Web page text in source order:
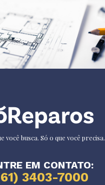
você busca. Só o que você precisa.
EM CONTATO:
3403-7000